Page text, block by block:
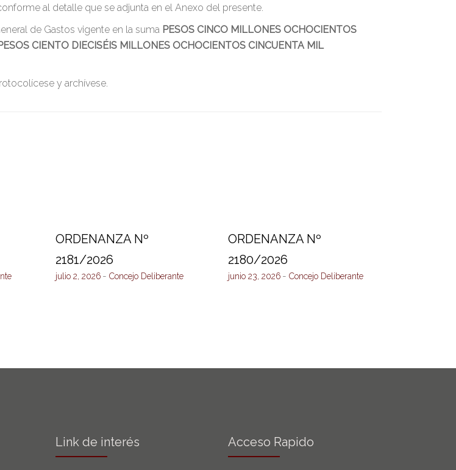
al detalle que se adjunta en el Anexo del presente.
de Gastos vigente en la suma PESOS CINCO MILLONES OCHOCIENTOS
CIENTO DIECISÉIS MILLONES OCHOCIENTOS CINCUENTA MIL
y archívese.
ORDENANZA Nº
2181/2026
julio 2, 2026 Concejo Deliberante
ORDENANZA Nº
2180/2026
junio 23, 2026 Concejo Deliberante
Link de interés Acceso Rapido